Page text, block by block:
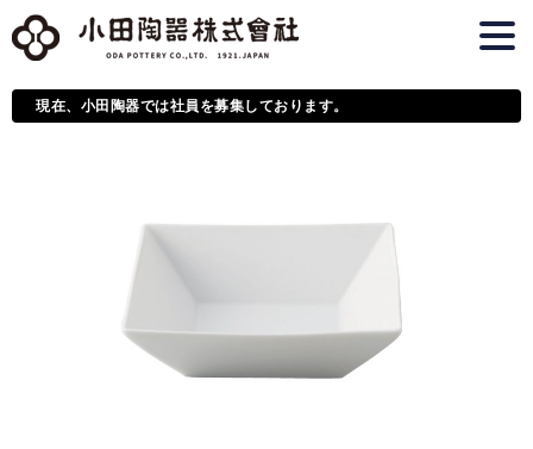
現在、小田陶器では社員を募集しております。